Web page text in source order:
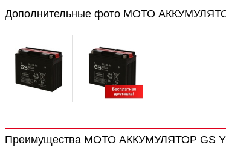
Дополнительные фото МОТО
Преимущества МОТО АККУМУЛЯТОР GS